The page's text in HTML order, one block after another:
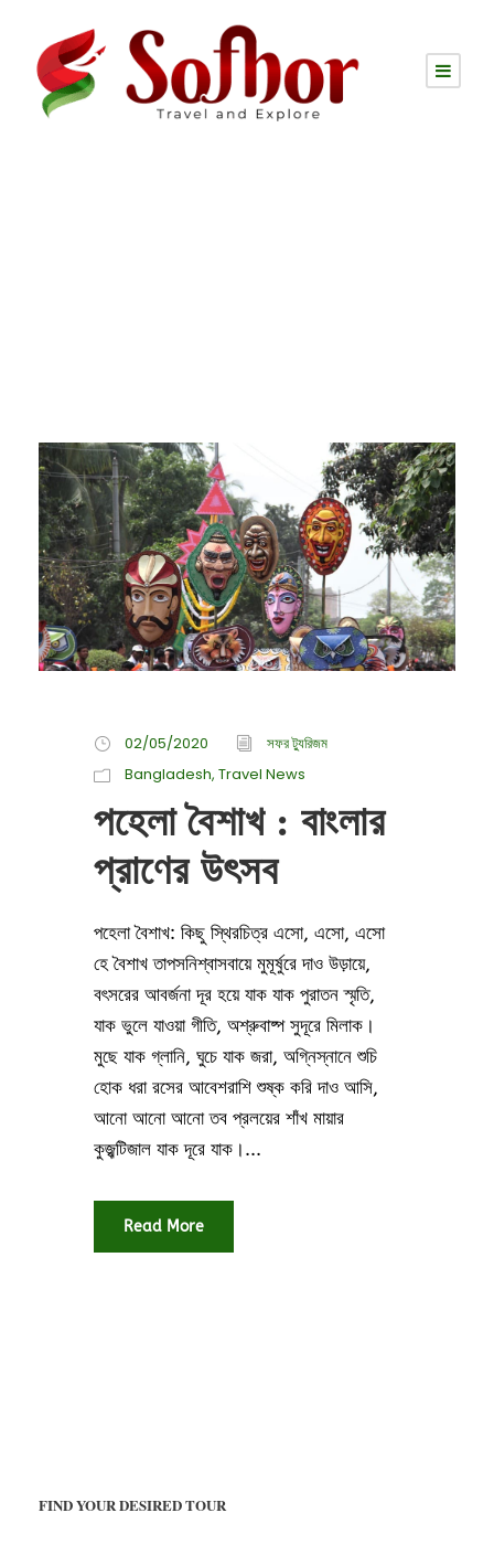
02/05/2020
সফর ট্যুরিজম
Bangladesh, Travel News
পহেলা বৈশাখ : বাংলার
প্রাণের উৎসব
পহেলা বৈশাখ: কিছু স্থিরচিত্র এসো, এসো, এসো
হে বৈশাখ তাপসনিশ্বাসবায়ে মুমূর্ষুরে দাও উড়ায়ে,
বৎসরের আবর্জনা দূর হয়ে যাক যাক পুরাতন স্মৃতি,
যাক ভুলে যাওয়া গীতি, অশ্রুবাষ্প সুদূরে মিলাক।
মুছে যাক গ্লানি, ঘুচে যাক জরা, অগ্নিস্নানে শুচি
হোক ধরা রসের আবেশরাশি শুষ্ক করি দাও আসি,
আনো আনো আনো তব প্রলয়ের শাঁখ মায়ার
কুজ্ঝটিজাল যাক দূরে যাক।...
Read More
FIND YOUR DESIRED TOUR